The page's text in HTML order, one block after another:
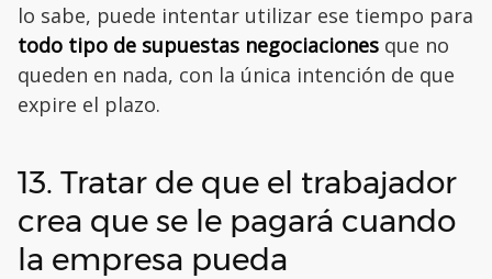
lo sabe, puede intentar utilizar ese tiempo para
todo tipo de supuestas negociaciones que no
queden en nada, con la única intención de que
expire el plazo.
13. Tratar de que el trabajador
crea que se le pagará cuando
la empresa pueda